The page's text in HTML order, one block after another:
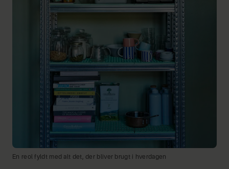
En reol fyldt med alt det, der bliver brugt i hverdagen